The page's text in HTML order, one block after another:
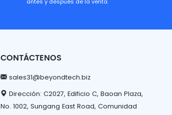
antes y después de la venta.
CONTÁCTENOS
sales31@beyondtech.biz
Dirección: C2027, Edificio C, Baoan Plaza,
No. 1002, Sungang East Road, Comunidad